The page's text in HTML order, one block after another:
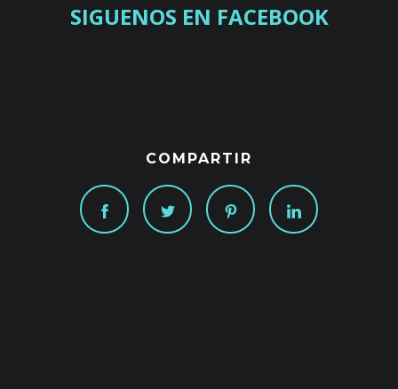
SIGUENOS EN FACEBOOK
COMPARTIR